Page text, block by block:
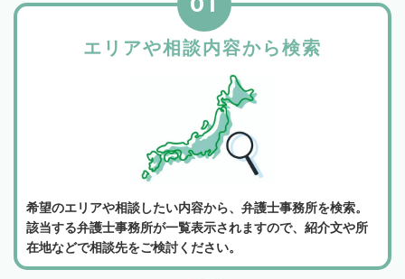
エリアや相談内容から検索
希望のエリアや相談したい内容から、弁護士事務所を検索。
該当する弁護士事務所が一覧表示されますので、紹介文や所
在地などで相談先をご検討ください。